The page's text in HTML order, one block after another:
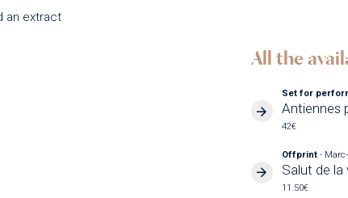
an extract
All the
Set for
Antiennes
42€
Offprint-
Salut de la
11.50€